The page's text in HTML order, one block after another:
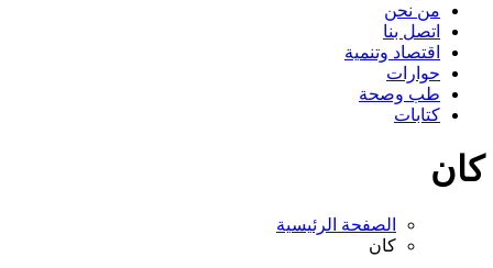
من نحن
اتصل بنا
اقتصاد وتنمية
حوارات
طب وصحة
كتابات
كان
الصفحة الرئيسية
كان